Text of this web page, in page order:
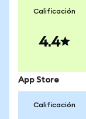
Calificación
4.4
App Store
Calificación